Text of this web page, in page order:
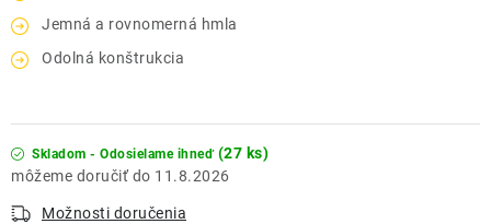
Jemná a rovnomerná hmla
Odolná konštrukcia
Skladom - Odosielame ihneď (27 ks)
11.8.2026
Možnosti doručenia